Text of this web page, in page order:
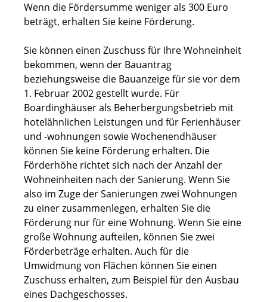
Wenn die Fördersumme weniger als 300 Euro
beträgt, erhalten Sie keine Förderung.
Sie können einen Zuschuss für Ihre Wohneinheit
bekommen, wenn der Bauantrag
beziehungsweise die Bauanzeige für sie vor dem
1. Februar 2002 gestellt wurde. Für
Boardinghäuser als Beherbergungsbetrieb mit
hotelähnlichen Leistungen und für Ferienhäuser
und -wohnungen sowie Wochenendhäuser
können Sie keine Förderung erhalten. Die
Förderhöhe richtet sich nach der Anzahl der
Wohneinheiten nach der Sanierung. Wenn Sie
also im Zuge der Sanierungen zwei Wohnungen
zu einer zusammenlegen, erhalten Sie die
Förderung nur für eine Wohnung. Wenn Sie eine
große Wohnung aufteilen, können Sie zwei
Förderbeträge erhalten. Auch für die
Umwidmung von Flächen können Sie einen
Zuschuss erhalten, zum Beispiel für den Ausbau
eines Dachgeschosses.